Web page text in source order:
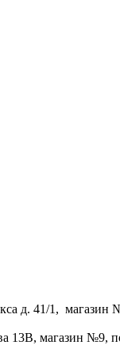
д. 41/1, магазин
13В, магазин №9,